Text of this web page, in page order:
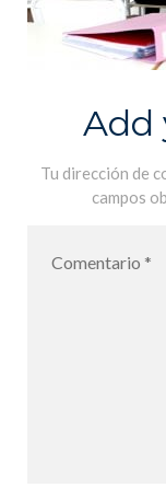
Add
Tu dirección de
campos